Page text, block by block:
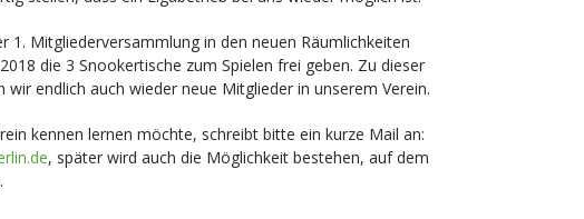
1. Mitgliederversammlung in den neuen Räumlichkeiten
die 3 Snookertische zum Spielen frei geben. Zu dieser
wir endlich auch wieder neue Mitglieder in unserem Verein.
kennen lernen möchte, schreibt bitte ein kurze Mail an:
, später wird auch die Möglichkeit bestehen, auf dem